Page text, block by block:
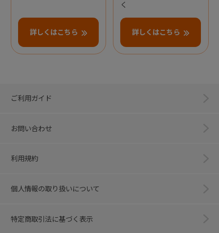
詳しくはこちら
く
詳しくはこちら
ご利用ガイド
お問い合わせ
利用規約
個人情報の取り扱いについて
特定商取引法に基づく表示